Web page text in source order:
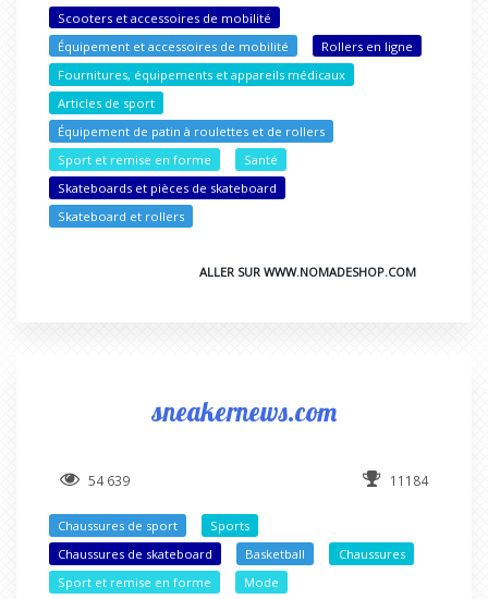
Scooters et accessoires de mobilité
Équipement et accessoires de mobilité
Rollers en ligne
Fournitures, équipements et appareils médicaux
Articles de sport
Équipement de patin à roulettes et de rollers
Sport et remise en forme
Santé
Skateboards et pièces de skateboard
Skateboard et rollers
ALLER SUR WWW.NOMADESHOP.COM
sneakernews.com
54 639 11184
Chaussures de sport
Sports
Chaussures de skateboard
Basketball
Chaussures
Sport et remise en forme
Mode